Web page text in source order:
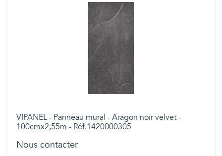
VIPANEL - Panneau mural - Aragon noir velvet -
100cmx2,55m - Réf.1420000305
Nous contacter